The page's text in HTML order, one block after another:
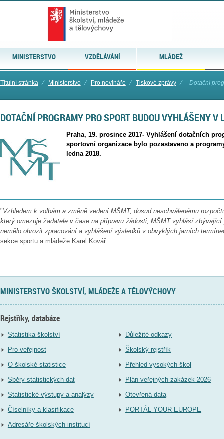
MINISTERSTVO VZDĚLÁVÁNÍ MLÁDEŽ
Titulní stránka ⁄ Ministerstvo ⁄ Pro novináře ⁄ Tiskové zprávy ⁄ Dotační
DOTAČNÍ PROGRAMY PRO SPORT BUDOU VYHLÁŠENY V
Praha, 19. prosince 2017- Vyhlášení dotačních
sportovní organizace bylo pozastaveno a
ledna 2018.
"Vzhledem k volbám a změně vedení MŠMT, dosud neschválenému
který omezuje žadatele v čase na přípravu žádosti, MŠMT vyhlásí zbývající
nemělo ohrozit zpracování a vyhlášení výsledků v obvyklých jarních
sekce sportu a mládeže Karel Kovář.
MINISTERSTVO ŠKOLSTVÍ, MLÁDEŽE A TĚLOVÝCHOVY
Rejstříky, databáze
Statistika školství
Pro veřejnost
O školské statistice
Sběry statistických dat
Statistické výstupy a analýzy
Číselníky a klasifikace
Adresáře školských institucí
Důležité odkazy
Školský rejstřík
Přehled vysokých škol
Plán veřejných zakázek 2026
Otevřená data
PORTÁL YOUR EUROPE